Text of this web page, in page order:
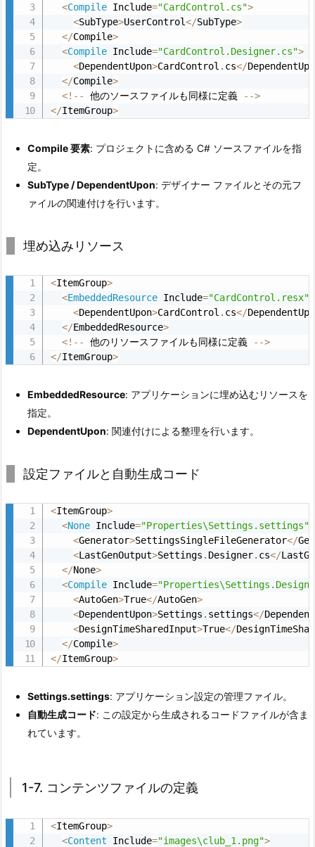
ー
ス
ー
ド、
リ
ソ
ス、
設
定
フ
イ
の
2.
7.
-
7.
コ
テ
ツ
ァ
イ
の
定
義
-
8.
の
ー
<Compile Include="CardControl.cs">
<SubType>UserControl</SubType>
</Compile>
<Compile Include="CardControl.Designer.cs">
<DependentUpon>CardControl . cs</
</Compile>
<! -- 他のソースファイルも同様に定義 -->
</ItemGroup>
Compile 要素: プロジェクトに含める C# ソースファイルを指
定。
SubType / DependentUpon: デザイナー ファイルとその元フ
ァイルの関連付けを行います。
埋め込みリソース
<ItemGroup>
<EmbeddedResource Include="CardControl.resx"
<DependentUpon>CardControl . cs</
</EmbeddedResource>
<! -- 他のリソースファイルも同様に定義 -->
</ItemGroup>
EmbeddedResource: アプリケーションに埋め込むリソースを
指定。
DependentUpon: 関連付けによる整理を行います。
設定ファイルと自動生成コード
<ItemGroup>
<None Include="Properties\Settings.settings"
<Generator>SettingsSingleFileGenerator</
<LastGenOutput>Settings . Designer. cs</
</None>
<Compile Include=
<AutoGen>True</AutoGen>
<DependentUpon>Settings . settings</
<DesignTimeSharedInput>True</
</Compile>
</ItemGroup>
Settings.settings: アプリケーション設定の管理ファイル。
自動生成コード: この設定から生成されるコードファイルが含ま
れています。
1-7. コンテンツファイルの定義
<ItemGroup>
<Content Include="images\club_1.png">